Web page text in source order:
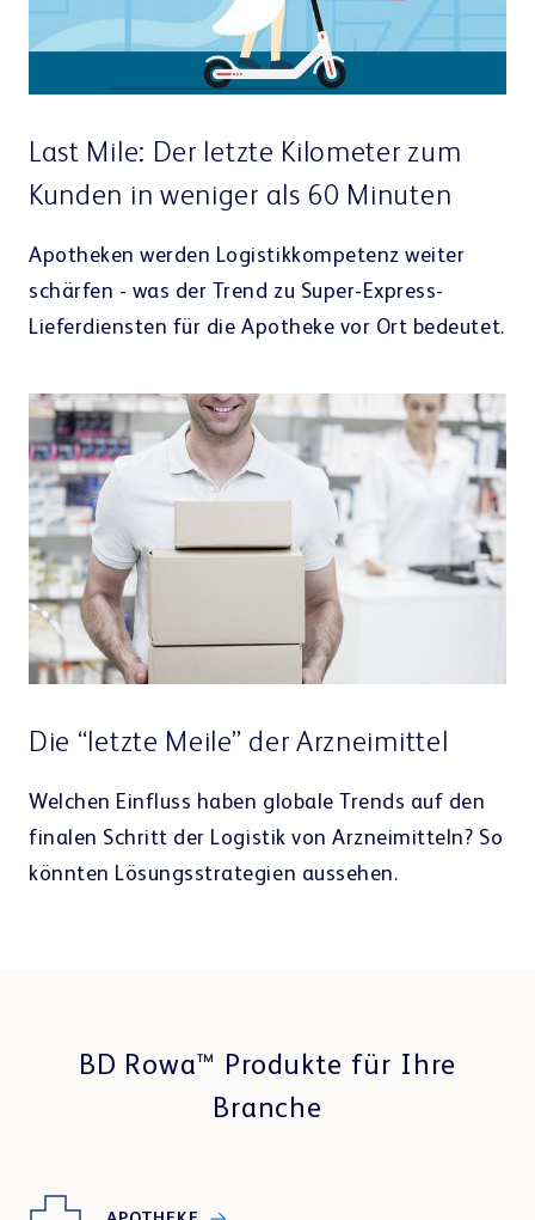
Last Mile: Der letzte Kilometer zum
Kunden in weniger als 60 Minuten
Apotheken werden Logistikkompetenz weiter
schärfen - was der Trend zu Super-Express-
Lieferdiensten für die Apotheke vor Ort bedeutet.
Die “letzte Meile” der Arzneimittel
Welchen Einfluss haben globale Trends auf den
finalen Schritt der Logistik von Arzneimitteln? So
könnten Lösungsstrategien aussehen.
BD Rowa™ Produkte für Ihre
Branche